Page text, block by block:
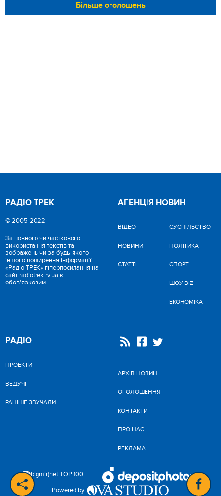
Більше оголошень
РАДІО ТРЕК
© 2005-2022
За повного чи часткового
використання текстів та
зображень чи за будь-якого
іншого поширення інформації
«Радіо ТРЕК» гіперпосилання на
сайт radiotrek.rv.ua є
обов'язковим.
АГЕНЦІЯ НОВИН
ВІДЕО
НОВИНИ
СТАТТІ
CУСПІЛЬСТВО
ПОЛІТИКА
СПОРТ
ШОУ-BIZ
ЕКОНОМІКА
РАДІО
ПРОЕКТИ
ВЕДУЧІ
РАНІШЕ ЗВУЧАЛИ
АРХІВ НОВИН
ОГОЛОШЕННЯ
КОНТАКТИ
ПРО НАС
РЕКЛАМА
Powered by: